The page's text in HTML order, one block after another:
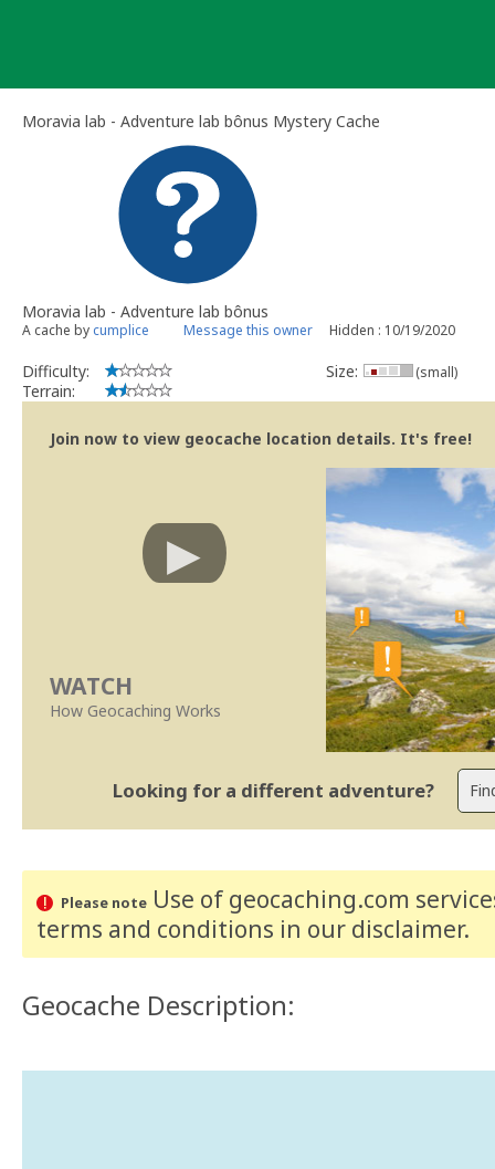
Moravia lab - Adventure lab bônus Mystery Cache
Moravia lab - Adventure lab bônus
A cache by cumplice Message this owner Hidden : 10/19/2020
Difficulty:
Terrain:
Size: (small)
Join now to view geocache location details. It's free!
WATCH
How Geocaching Works
Looking for a different adventure?
Please noteUse of geocaching.com
terms and conditions in our disclaimer.
Geocache Description: